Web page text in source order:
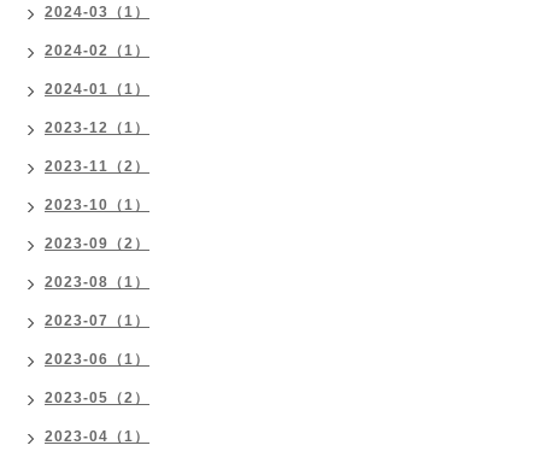
2024-03（1）
2024-02（1）
2024-01（1）
2023-12（1）
2023-11（2）
2023-10（1）
2023-09（2）
2023-08（1）
2023-07（1）
2023-06（1）
2023-05（2）
2023-04（1）